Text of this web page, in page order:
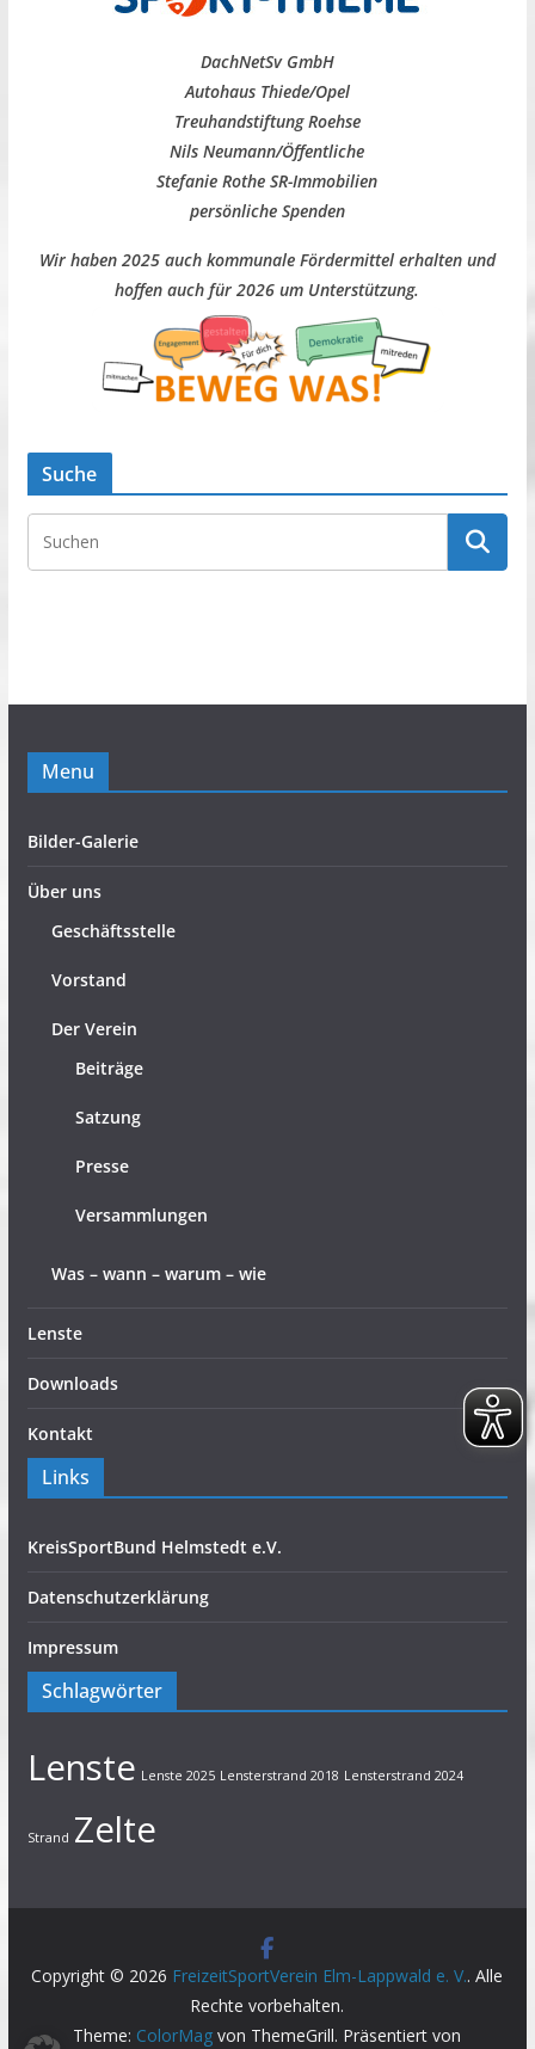
DachNetSv GmbH
Autohaus Thiede/Opel
Treuhandstiftung Roehse
Nils Neumann/Öffentliche
Stefanie Rothe SR-Immobilien
persönliche Spenden
Wir haben 2025 auch kommunale Fördermittel erhalten und
hoffen auch für 2026 um Unterstützung.
Suche
Menu
Bilder-Galerie
Über uns
Geschäftsstelle
Vorstand
Der Verein
Beiträge
Satzung
Presse
Versammlungen
Was – wann – warum – wie
Lenste
Downloads
Kontakt
Links
KreisSportBund Helmstedt e.V.
Datenschutzerklärung
Impressum
Schlagwörter
Lenste Lenste 2025 Lensterstrand 2018 Lensterstrand 2024
Strand Zelte
Copyright © 2026 FreizeitSportVerein Elm-Lappwald e. V.. Alle
Rechte vorbehalten.
Theme: ColorMag von ThemeGrill. Präsentiert von